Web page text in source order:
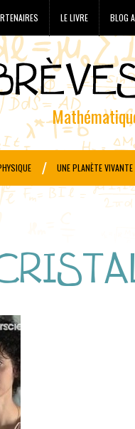
LE LIVRE BLOG
UNE PLANÈTE VIVANTE